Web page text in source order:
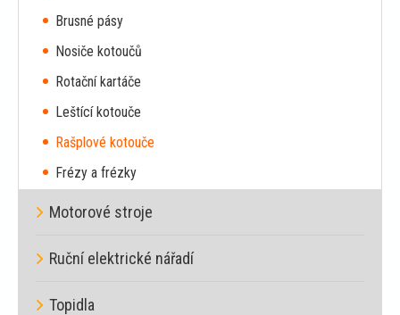
Brusné pásy
Nosiče kotoučů
Rotační kartáče
Leštící kotouče
Rašplové kotouče
Frézy a frézky
Motorové stroje
Ruční elektrické nářadí
Topidla